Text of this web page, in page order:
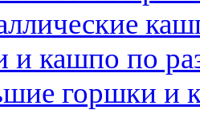
и кашпо по
горшки и